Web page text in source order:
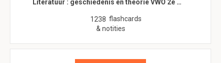
Literatuur : geschiedenis en theorie VWO 2e …
1238 flashcards
& notities